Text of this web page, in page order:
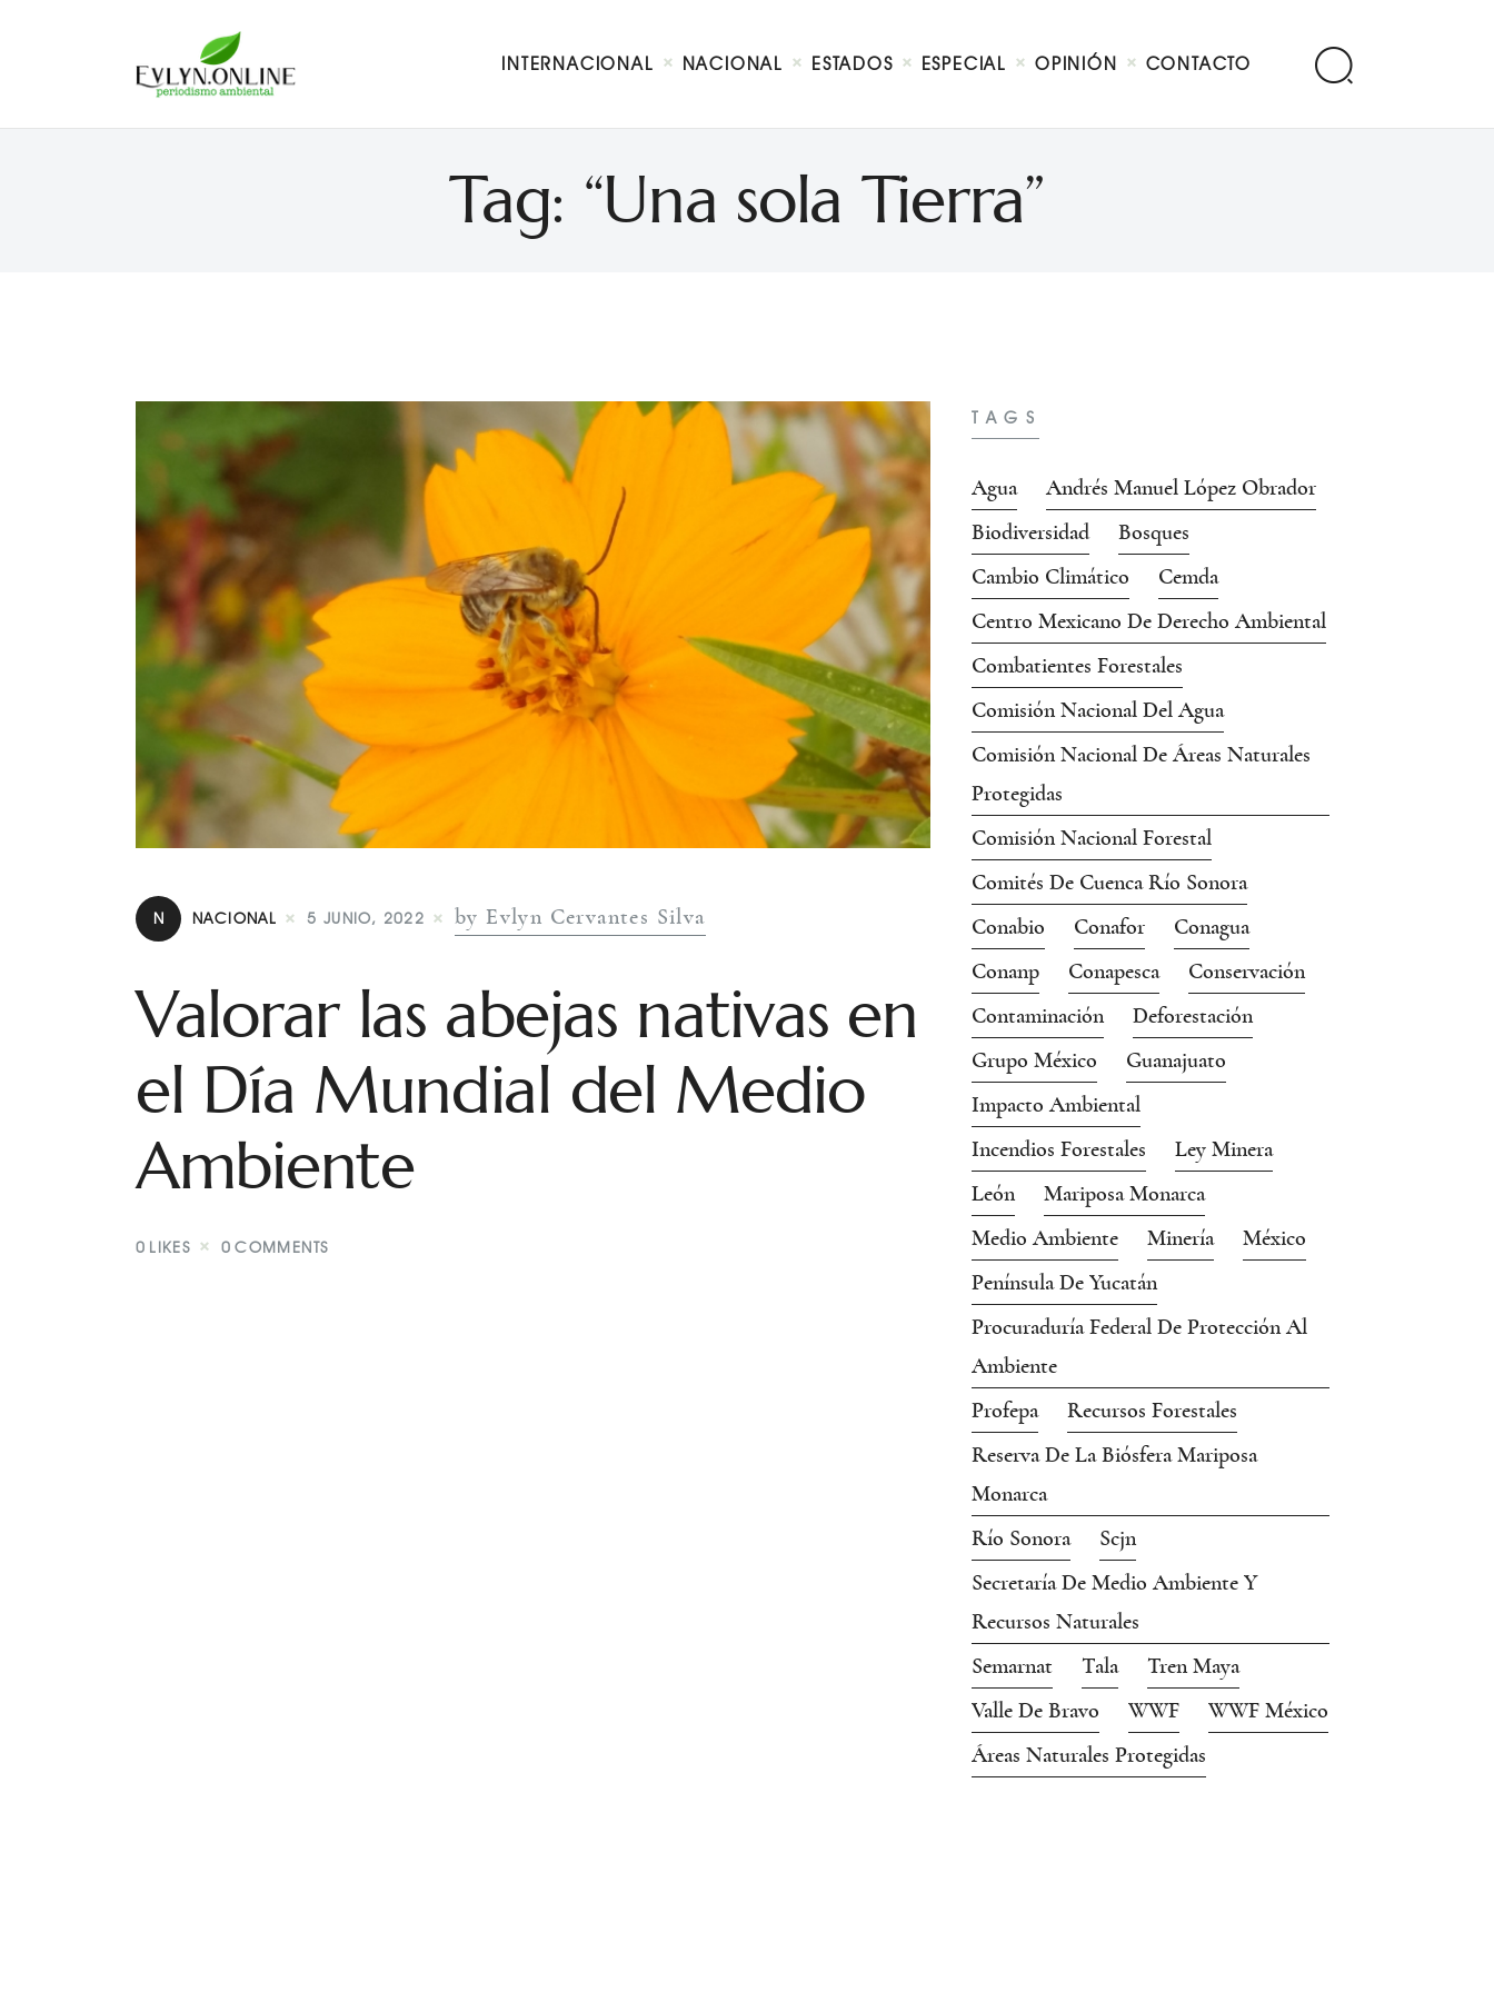
INTERNACIONAL NACIONAL ESTADOS ESPECIAL OPINIÓN CONTACTO
Tag: “Una sola Tierra”
Evlyn Online
Periodismo para autogobernarse
Nacional
Especial
Contacto
N NACIONAL 5 JUNIO, 2022 by Evlyn Cervantes Silva
Valorar las abejas nativas en
el Día Mundial del Medio
Ambiente
0 LIKES 0 COMMENTS
TAGS
Agua
Andrés Manuel López Obrador
Biodiversidad
Bosques
Cambio Climático
Cemda
Centro Mexicano De Derecho Ambiental
Combatientes Forestales
Comisión Nacional Del Agua
Comisión Nacional De Áreas Naturales
Protegidas
Comisión Nacional Forestal
Comités De Cuenca Río Sonora
Conabio
Conafor
Conagua
Conanp
Conapesca
Conservación
Contaminación
Deforestación
Grupo México
Guanajuato
Impacto Ambiental
Incendios Forestales
Ley Minera
León
Mariposa Monarca
Medio Ambiente
Minería
México
Península De Yucatán
Procuraduría Federal De Protección Al
Ambiente
Profepa
Recursos Forestales
Reserva De La Biósfera Mariposa
Monarca
Río Sonora
Scjn
Secretaría De Medio Ambiente Y
Recursos Naturales
Semarnat
Tala
Tren Maya
Valle De Bravo
WWF
WWF México
Áreas Naturales Protegidas